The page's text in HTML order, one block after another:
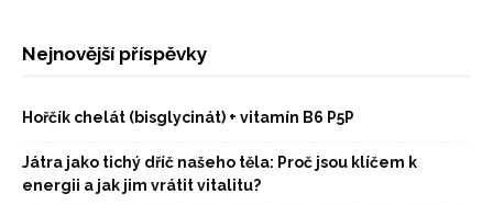
Nejnovější příspěvky
Hořčík chelát (bisglycinát) + vitamín B6 P5P
Játra jako tichý dříč našeho těla: Proč jsou klíčem k
energii a jak jim vrátit vitalitu?